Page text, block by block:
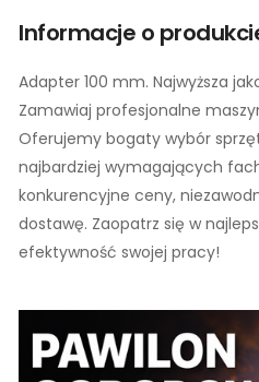
Informacje o
Adapter 100 mm. Najwyższa
Zamawiaj profesjonalne
Oferujemy bogaty wybór
najbardziej wymagających
konkurencyjne ceny,
dostawę. Zaopatrz się w
efektywność swojej pracy!